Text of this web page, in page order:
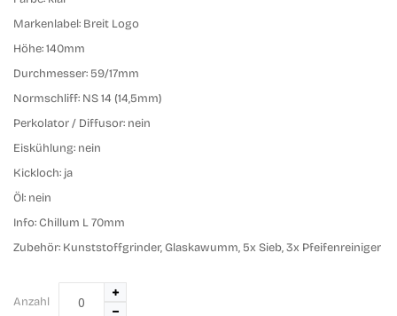
Markenlabel: Breit Logo
Höhe:140mm
Durchmesser: 59/17mm
Normschliff: NS 14 (14,5mm)
Perkolator / Diffusor: nein
Eiskühlung: nein
Kickloch: ja
Öl: nein
Info:Chillum L 70mm
Zubehör: Kunststoffgrinder, Glaskawumm, 5x Sieb, 3x Pfeifenreiniger
Anzahl